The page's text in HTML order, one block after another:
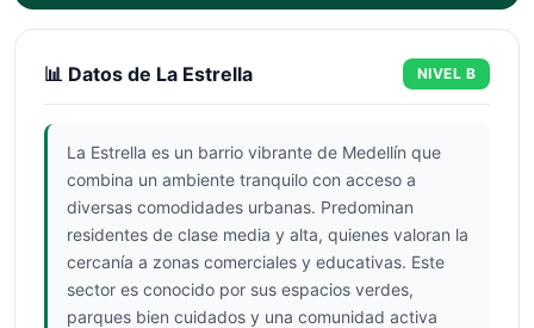
📊 Datos de La Estrella NIVEL B
La Estrella es un barrio vibrante de Medellín que
combina un ambiente tranquilo con acceso a
diversas comodidades urbanas. Predominan
residentes de clase media y alta, quienes valoran la
cercanía a zonas comerciales y educativas. Este
sector es conocido por sus espacios verdes,
parques bien cuidados y una comunidad activa